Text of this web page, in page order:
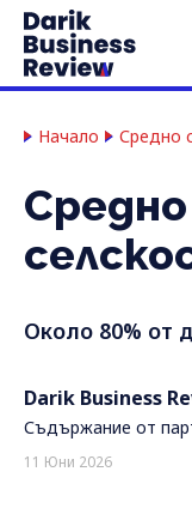
Начало Средно
Около 80% от
Darik Business
Съдържание от
11 Юни 2026